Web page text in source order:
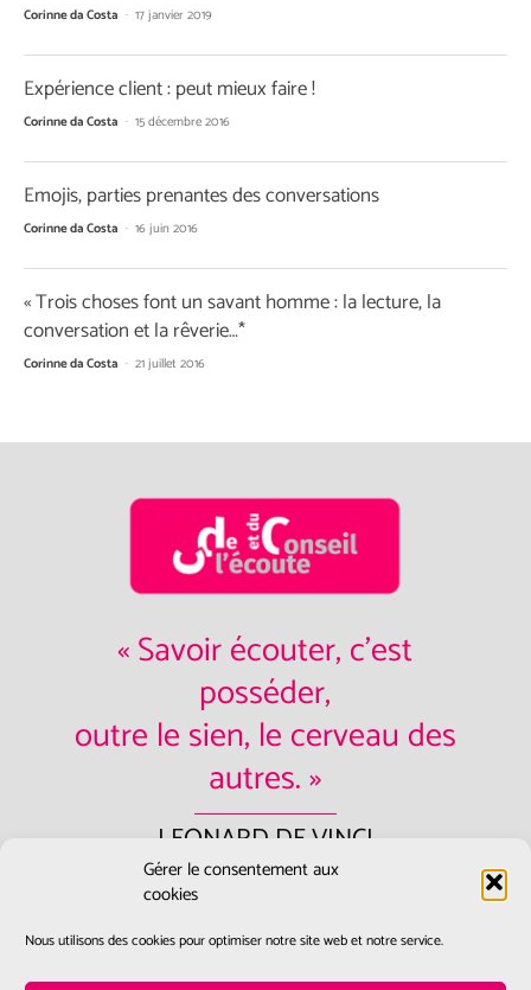
Gérer le consentement aux
cookies
Nous utilisons des cookies pour optimiser notre site web et notre service.
Corinne da Costa - 17 janvier 2019
Expérience client : peut mieux faire !
Corinne da Costa - 15 décembre 2016
Emojis, parties prenantes des conversations
Corinne da Costa - 16 juin 2016
« Trois choses font un savant homme : la lecture, la
conversation et la rêverie…*
Corinne da Costa - 21 juillet 2016
« Savoir écouter, c'est
posséder,
outre le sien, le cerveau des
autres. »
LEONARD DE VINCI
Contactez-nous:accueil@ecoute-